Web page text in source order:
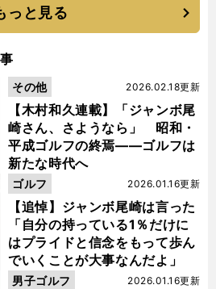
っと見る
【木村和久連載】「ジャンボ尾
崎さん、さようなら」 昭和・
平成ゴルフの終焉――ゴルフは
新たな時代へ
2026.02.18更新
その他
【追悼】ジャンボ尾崎は言った
「自分の持っている1％だけに
はプライドと信念をもって歩ん
でいくことが大事なんだよ」
2026.01.16更新
ゴルフ
2026.01.16更新
男子ゴルフ